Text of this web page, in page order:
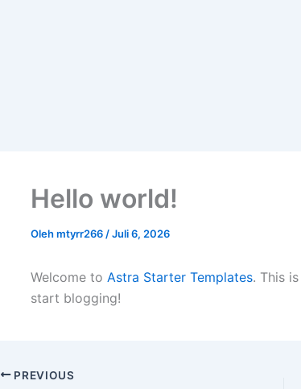
Hello world!
Olehmtyrr266 /Juli 6, 2026
Welcome to Astra Starter Templates. This
start blogging!
PREVIOUS